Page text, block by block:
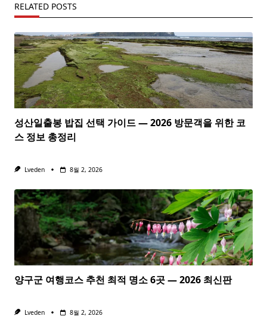
RELATED POSTS
성산일출봉 밥집 선택 가이드 — 2026 방문객을 위한 코
스 정보 총정리
Lveden 8월 2, 2026
양구군 여행코스 추천 최적 명소 6곳 — 2026 최신판
Lveden 8월 2, 2026